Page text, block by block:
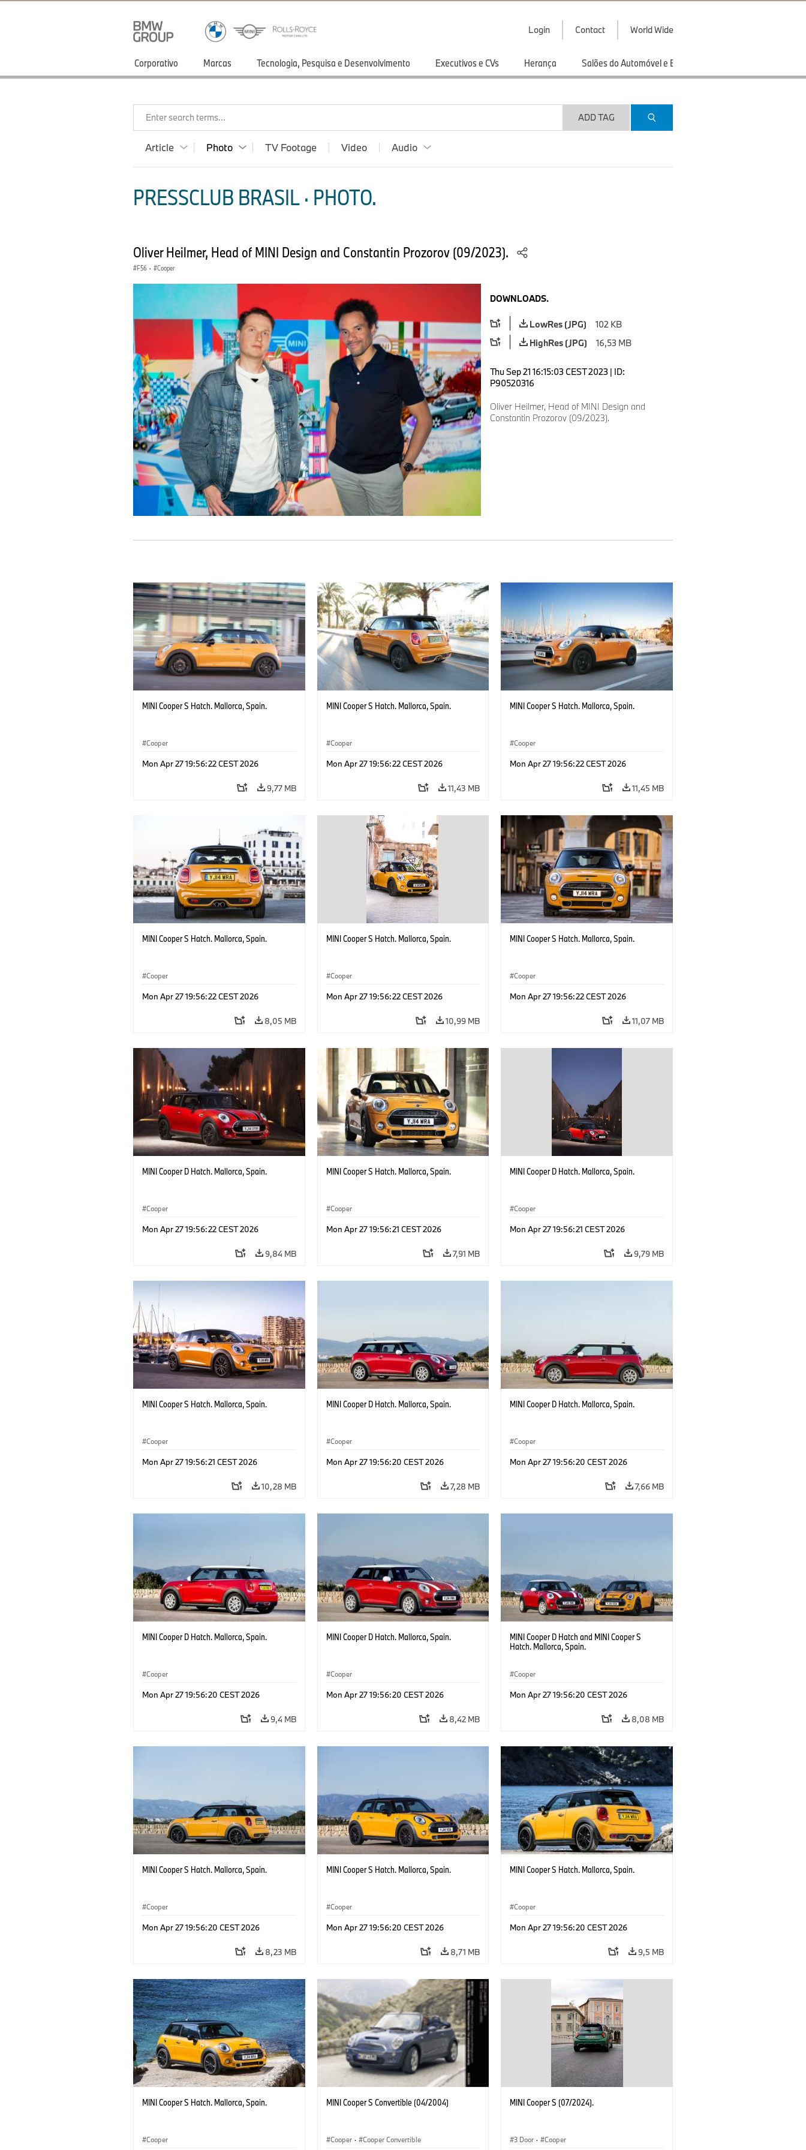
Login Contact World Wide
Corporativo Marcas Tecnologia, Pesquisa e Desenvolvimento Executivos e CVs Herança Salões do Automóvel e Exibições
Enter search terms... ADD TAG
Article Photo TV Footage Video Audio
PRESSCLUB BRASIL · PHOTO.
Oliver Heilmer, Head of MINI Design and Constantin Prozorov (09/2023).
F56 · Cooper
DOWNLOADS.
LowRes (JPG)
102 KB
HighRes (JPG)
16,53 MB
Thu Sep 21 16:15:03 CEST 2023 | ID:
P90520316
Oliver Heilmer, Head of MINI Design and
Constantin Prozorov (09/2023).
MINI Cooper S Hatch. Mallorca, Spain.
Cooper
Mon Apr 27 19:56:22 CEST 2026
9,77 MB
MINI Cooper S Hatch. Mallorca, Spain.
Cooper
Mon Apr 27 19:56:22 CEST 2026
11,43 MB
MINI Cooper S Hatch. Mallorca, Spain.
Cooper
Mon Apr 27 19:56:22 CEST 2026
11,45 MB
MINI Cooper S Hatch. Mallorca, Spain.
Cooper
Mon Apr 27 19:56:22 CEST 2026
8,05 MB
MINI Cooper S Hatch. Mallorca, Spain.
Cooper
Mon Apr 27 19:56:22 CEST 2026
10,99 MB
MINI Cooper S Hatch. Mallorca, Spain.
Cooper
Mon Apr 27 19:56:22 CEST 2026
11,07 MB
MINI Cooper D Hatch. Mallorca, Spain.
Cooper
Mon Apr 27 19:56:22 CEST 2026
9,84 MB
MINI Cooper S Hatch. Mallorca, Spain.
Cooper
Mon Apr 27 19:56:21 CEST 2026
7,91 MB
MINI Cooper D Hatch. Mallorca, Spain.
Cooper
Mon Apr 27 19:56:21 CEST 2026
9,79 MB
MINI Cooper S Hatch. Mallorca, Spain.
Cooper
Mon Apr 27 19:56:21 CEST 2026
10,28 MB
MINI Cooper D Hatch. Mallorca, Spain.
Cooper
Mon Apr 27 19:56:20 CEST 2026
7,28 MB
MINI Cooper D Hatch. Mallorca, Spain.
Cooper
Mon Apr 27 19:56:20 CEST 2026
7,66 MB
MINI Cooper D Hatch. Mallorca, Spain.
Cooper
Mon Apr 27 19:56:20 CEST 2026
9,4 MB
MINI Cooper D Hatch. Mallorca, Spain.
Cooper
Mon Apr 27 19:56:20 CEST 2026
8,42 MB
MINI Cooper D Hatch and MINI Cooper S
Hatch. Mallorca, Spain.
Cooper
Mon Apr 27 19:56:20 CEST 2026
8,08 MB
MINI Cooper S Hatch. Mallorca, Spain.
Cooper
Mon Apr 27 19:56:20 CEST 2026
8,23 MB
MINI Cooper S Hatch. Mallorca, Spain.
Cooper
Mon Apr 27 19:56:20 CEST 2026
8,71 MB
MINI Cooper S Hatch. Mallorca, Spain.
Cooper
Mon Apr 27 19:56:20 CEST 2026
9,5 MB
MINI Cooper S Hatch. Mallorca, Spain.
Cooper
MINI Cooper S Convertible (04/2004)
Cooper · Cooper Convertible
MINI Cooper S (07/2024).
3 Door · Cooper